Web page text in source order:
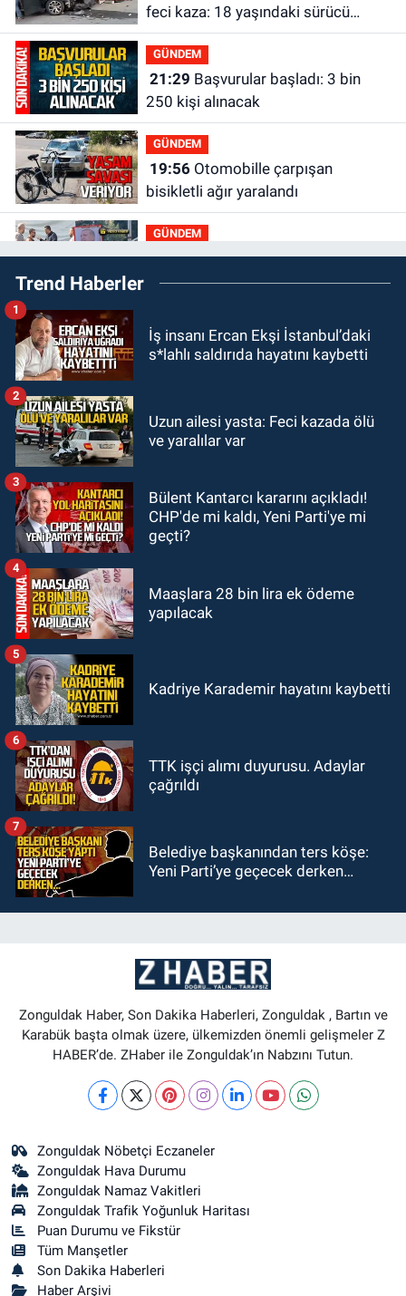
feci kaza: 18 yaşındaki sürücü
hayatını kaybetti
GÜNDEM
21:29
250 kişi alınacak
GÜNDEM
19:56Otomobille çarpışan
bisikletli ağır yaralandı
GÜNDEM
19:46Cumhurbaşkanı Erdoğan’ın
fotoğrafını söküp indirdi
18:48Yeni başkan belli oldu:
Kongrede dostluk mesajları
18:36AK Parti teşkilatları
GÜNDEM
18:18Gurbetçi Elmaslar
Zonguldakspor’a destek oldu
Trend Haberler
İş insanı Ercan Ekşi İstanbul’daki
s*lahlı saldırıda hayatını kaybetti
1
Uzun ailesi yasta: Feci kazada ölü
ve yaralılar var
2
Bülent Kantarcı kararını açıkladı!
CHP'de mi kaldı, Yeni Parti'ye mi
geçti?
3
Maaşlara 28 bin lira ek ödeme
yapılacak
4
Kadriye Karademir hayatını kaybetti
5
TTK işçi alımı duyurusu. Adaylar
çağrıldı
6
Belediye başkanından ters köşe:
Yeni Parti’ye geçecek derken…
7
Zonguldak Haber, Son Dakika Haberleri, Zonguldak , Bartın ve
Karabük başta olmak üzere, ülkemizden önemli gelişmeler Z
HABER’de. ZHaber ile Zonguldak’ın Nabzını Tutun.
Zonguldak Nöbetçi Eczaneler
Zonguldak Hava Durumu
Zonguldak Namaz Vakitleri
Zonguldak Trafik Yoğunluk Haritası
Puan Durumu ve Fikstür
Tüm Manşetler
Son Dakika Haberleri
Haber Arşivi